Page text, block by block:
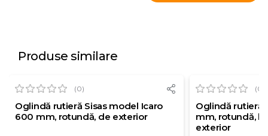
Produse similare
(0)
Oglindă rutieră Sisas model Icaro
600 mm, rotundă, de exterior
(0)
Oglindă rutieră
mm, rotundă,
exterior